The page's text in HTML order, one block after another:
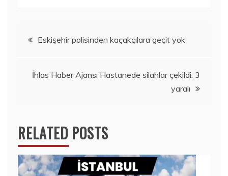
YazıEskişehir polisinden kaçakçılara geçit yok
İhlas Haber Ajansı Hastanede silahlar çekildi: 3
yaralı
RELATED POSTS